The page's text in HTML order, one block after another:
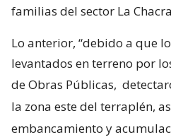
familias del sector La
Lo anterior, “debido a que
levantados en terreno por
de Obras Públicas,
la zona este del terraplén,
embancamiento y